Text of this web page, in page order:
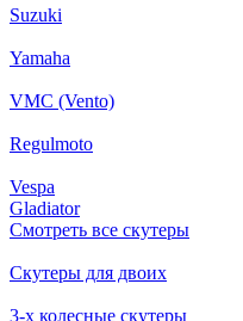
Suzuki
Yamaha
VMC (Vento)
Regulmoto
Vespa
Gladiator
Смотреть все скутеры
Скутеры для двоих
3-х колесные скутеры